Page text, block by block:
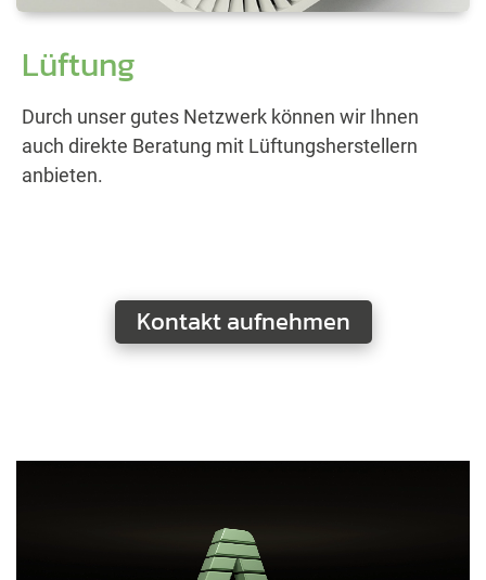
Lüftung
Durch unser gutes Netzwerk können wir Ihnen
auch direkte Beratung mit Lüftungsherstellern
anbieten.
Kontakt aufnehmen